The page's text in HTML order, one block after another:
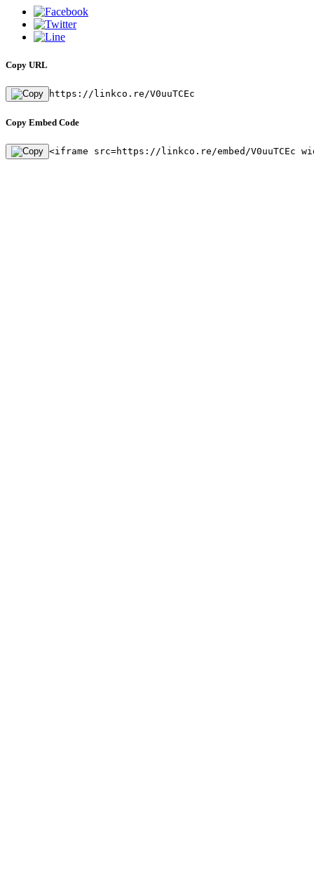
Copy URL
https://linkco.re/V0uuTCEc
Copy Embed Code
<iframe src=https://linkco.re/embed/V0uuTCEc